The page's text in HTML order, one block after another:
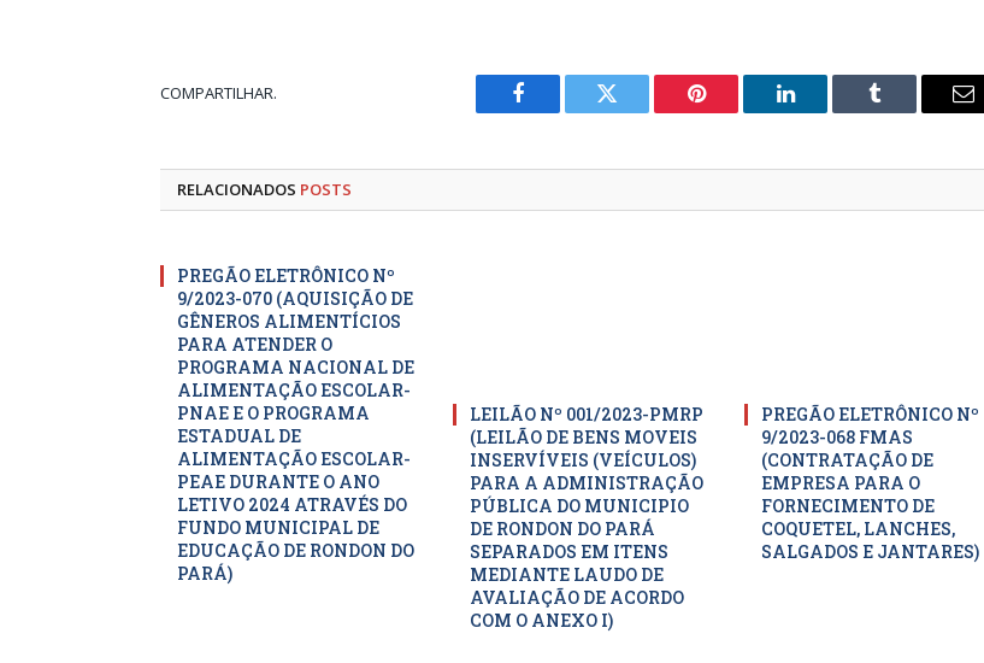
COMPARTILHAR.
Facebook Twitter Pinterest LinkedIn Tumblr
E-
RELACIONADOS POSTS
PREGÃO ELETRÔNICO Nº
9/2023-070 (AQUISIÇÃO DE
GÊNEROS ALIMENTÍCIOS
PARA ATENDER O
PROGRAMA NACIONAL DE
ALIMENTAÇÃO ESCOLAR-
PNAE E O PROGRAMA
ESTADUAL DE
ALIMENTAÇÃO ESCOLAR-
PEAE DURANTE O ANO
LETIVO 2024 ATRAVÉS DO
FUNDO MUNICIPAL DE
EDUCAÇÃO DE RONDON DO
PARÁ)
LEILÃO Nº 001/2023-PMRP
(LEILÃO DE BENS MOVEIS
INSERVÍVEIS (VEÍCULOS)
PARA A ADMINISTRAÇÃO
PÚBLICA DO MUNICIPIO
DE RONDON DO PARÁ
SEPARADOS EM ITENS
MEDIANTE LAUDO DE
AVALIAÇÃO DE ACORDO
COM O ANEXO I)
PREGÃO ELETRÔNICO Nº
9/2023-068 FMAS
(CONTRATAÇÃO DE
EMPRESA PARA O
FORNECIMENTO DE
COQUETEL, LANCHES,
SALGADOS E JANTARES)